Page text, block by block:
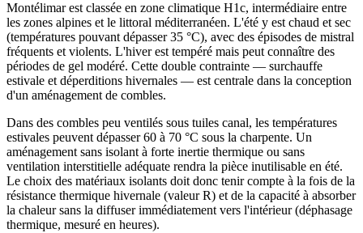
Montélimar est classée en zone climatique H1c, intermédiaire entre
les zones alpines et le littoral méditerranéen. L'été y est chaud et sec
(températures pouvant dépasser 35 °C), avec des épisodes de mistral
fréquents et violents. L'hiver est tempéré mais peut connaître des
périodes de gel modéré. Cette double contrainte — surchauffe
estivale et déperditions hivernales — est centrale dans la conception
d'un aménagement de combles.
Dans des combles peu ventilés sous tuiles canal, les températures
estivales peuvent dépasser 60 à 70 °C sous la charpente. Un
aménagement sans isolant à forte inertie thermique ou sans
ventilation interstitielle adéquate rendra la pièce inutilisable en été.
Le choix des matériaux isolants doit donc tenir compte à la fois de la
résistance thermique hivernale (valeur R) et de la capacité à absorber
la chaleur sans la diffuser immédiatement vers l'intérieur (déphasage
thermique, mesuré en heures).